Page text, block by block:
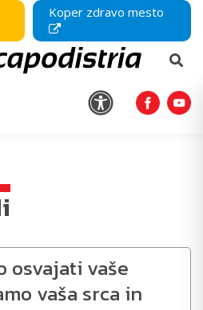
Koper zdravo mesto
osvajati vaše
vaša srca in